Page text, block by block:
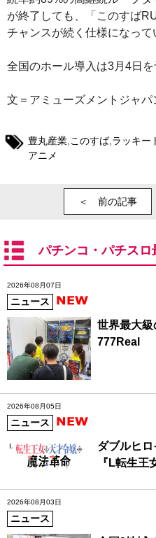
が終了しても、「このすば
チャンスが続く仕様になって
全国のホール導入は3月4日を
文＝アミューズメントジャパ
豊丸産業 このすば, ラッキー
アニメ
＜ 前の記事
パチンコ・パチスロ
2026年08月07日
ニュース
世界最大級
777Real
2026年08月05日
ニュース
ダブルヒ
『L転生王
2026年08月03日
ニュース